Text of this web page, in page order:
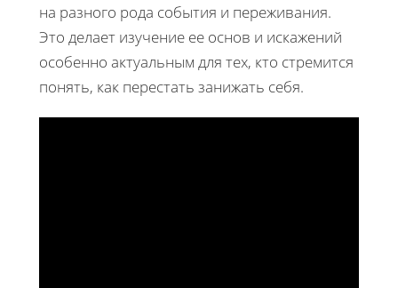
на разного рода события и переживания.
Это делает изучение ее основ и искажений
особенно актуальным для тех, кто стремится
понять, как перестать занижать себя.